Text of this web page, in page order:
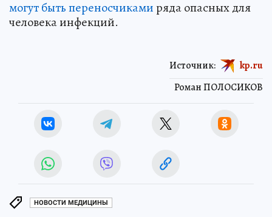
могут быть переносчикамиряда опасных для
человека инфекций.
Роман ПОЛОСИКОВ
Источник: kp.ru
НОВОСТИ МЕДИЦИНЫ